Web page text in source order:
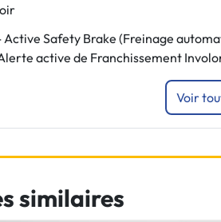
Active Safety Brake (Freinage
active de Franchissement
Voir
similaires